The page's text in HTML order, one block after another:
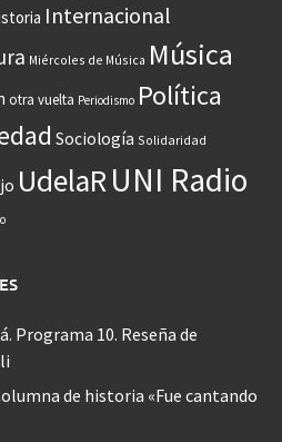
Internacional
Miércoles de Música Música
otra vuelta Periodismo Política
Sociología Solidaridad
UdelaRUNI Radio
Programa 10. Reseña de
de historia «Fue cantando